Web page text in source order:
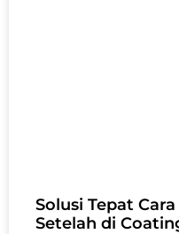
Solusi Tepat
Setelah di